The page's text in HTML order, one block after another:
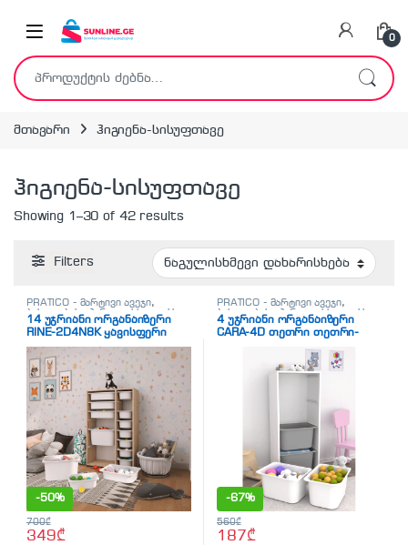
0
ძებნა:
მთავარი ჰიგიენა-სისუფთავე
ჰიგიენა-სისუფთავე
Showing 1–30 of 42 results
Filters
PRATICO - მარტივი ავეჯი,
ბახილების აპარატი ,სხვადასხვა
14 უჯრიანი ორგანაიზერი
RINE-2D4N8K ყავისფერი
თეთრი უჯრებით (69/30/109
სმ)
-50%
349₾
700₾
PRATICO - მარტივი ავეჯი,
ბახილების აპარატი ,სხვადასხვა
4 უჯრიანი ორგანაიზერი
CARA-4D თეთრი თეთრი-
-67%
187₾
560₾